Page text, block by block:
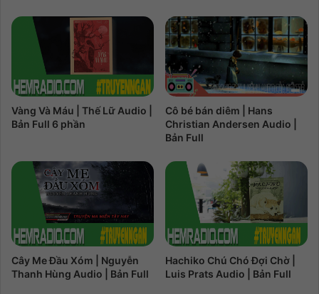
Vàng Và Máu | Thế Lữ Audio |
Bản Full 6 phần
Cô bé bán diêm | Hans
Christian Andersen Audio |
Bản Full
Cây Me Đầu Xóm | Nguyễn
Thanh Hùng Audio | Bản Full
Hachiko Chú Chó Đợi Chờ |
Luis Prats Audio | Bản Full